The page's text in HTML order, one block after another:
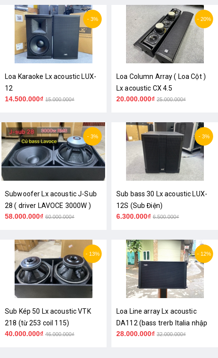
- 3%
Loa Karaoke Lx acoustic LUX-
12
14.500.000₫ 15.000.000₫
- 20%
Loa Column Array ( Loa Cột )
Lx acoustic CX 4.5
20.000.000₫ 25.000.000₫
- 3%
Subwoofer Lx acoustic J-Sub
28 ( driver LAVOCE 3000W )
58.000.000₫ 60.000.000₫
- 3%
Sub bass 30 Lx acoustic LUX-
12S (Sub Điện)
6.300.000₫ 6.500.000₫
- 13%
Sub Kép 50 Lx acoustic VTK
218 (từ 253 coil 115)
40.000.000₫ 46.000.000₫
- 12%
Loa Line array Lx acoustic
DA112 (bass trerb Italia nhập
khẩu)
28.000.000₫ 32.000.000₫